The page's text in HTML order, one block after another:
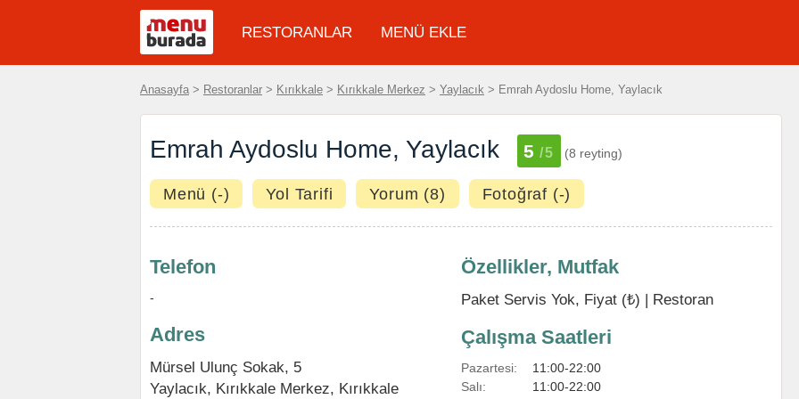
RESTORANLAR MENÜ EKLE
Anasayfa > Restoranlar > Kırıkkale > Kırıkkale Merkez > Yaylacık > Emrah Aydoslu Home, Yaylacık
Emrah Aydoslu Home, Yaylacık 5 /5 (8 reyting)
Menü (-) Yol Tarifi Yorum (8) Fotoğraf (-)
Telefon
-
Adres
Mürsel Ulunç Sokak, 5
Yaylacık, Kırıkkale Merkez, Kırıkkale
Özellikler, Mutfak
Paket Servis Yok, Fiyat (₺) | Restoran
Çalışma Saatleri
Pazartesi:
11:00-22:00
Salı:
11:00-22:00